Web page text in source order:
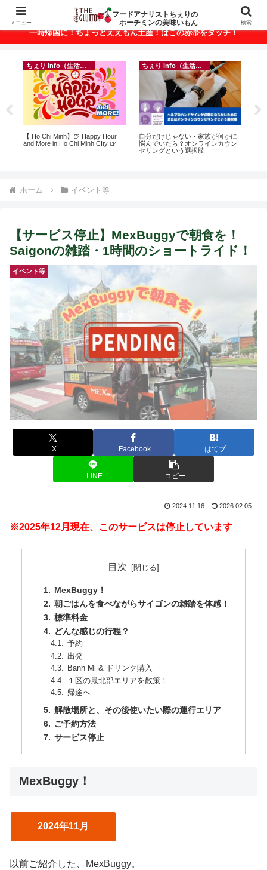
ベトナム・ホーチミンの美味いもんが満載！
一時帰国に！ちょっとええもん土産！はこの赤帯をタッチ！
ちぇり info（生活情報）
【 Ho Chi Minh】🍺 Happy Hour
and More in Ho Chi Minh CIty 🍺
ちぇり info（生活情報）
自分だけじゃない・家族が何かに
悩んでいたら？オンラインカウン
セリングという選択肢
ホーム イベント等
【サービス停止】MexBuggyで朝食を！
Saigonの雑踏・1時間のショートライド！
イベント等
X Facebook はてブ
LINE コピー
2024.11.16 2026.02.05
※2025年12月現在、このサービスは停止しています
目次
MexBuggy！
朝ごはんを食べながらサイゴンの雑踏を体感！
標準料金
どんな感じの行程？
予約
出発
Banh Mi & ドリンク購入
１区の最北部エリアを散策！
帰途へ
解散場所と、その後使いたい際の運行エリア
ご予約方法
サービス停止
MexBuggy！
2024年11月
以前ご紹介した、MexBuggy。
メニュー
フードアナリストちぇりの
ホーチミンの美味いもん
検索